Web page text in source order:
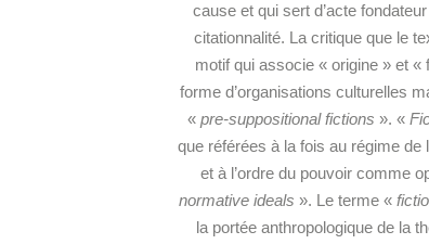
cause et qui sert d’acte
citationnalité. La critique que le
motif qui associe « origine » et «
forme d’organisations culturelles
« pre-suppositional fictions ». «
que référées à la fois au régime de
et à l’ordre du pouvoir comme
normative ideals ». Le terme «
la portée anthropologique de la